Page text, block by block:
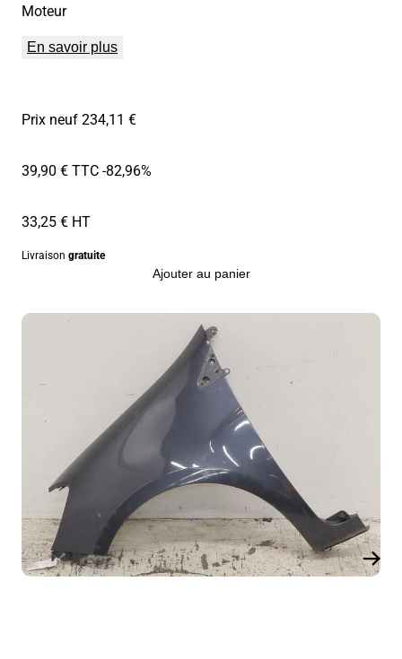
Moteur
En savoir plus
Prix neuf 234,11 €
39,90 € TTC-82,96%
33,25 € HT
Livraison gratuite
Ajouter au panier